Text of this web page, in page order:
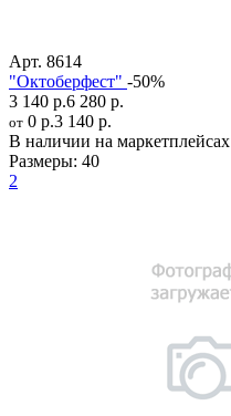
Арт. 8614
"Октоберфест" -50%
3 140 р.6 280 р.
от 0 р.3 140 р.
В наличии на маркетплейсах
Размеры: 40
2